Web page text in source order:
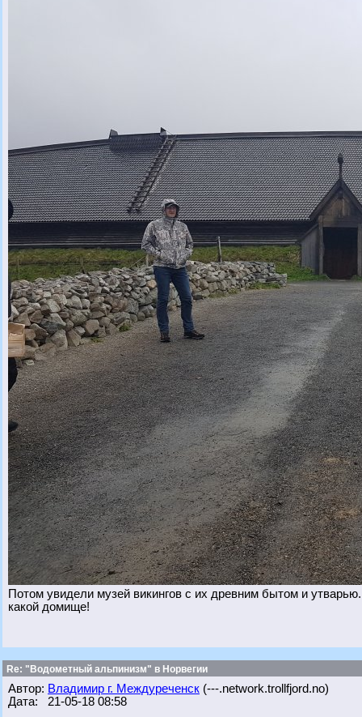
Потом увидели музей викингов с их древним бытом и
какой домище!
Re: "Водометный альпинизм" в Норвегии
Автор: Владимир г. Междуреченск (---.network.trollfjord.no)
Дата: 21-05-18 08:58